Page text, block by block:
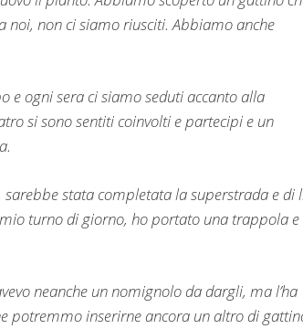
noi, non ci siamo riusciti. Abbiamo anche
e ogni sera ci siamo seduti accanto alla
si sono sentiti coinvolti e partecipi e un
stata completata la superstrada e di
turno di giorno, ho portato una trappola e
neanche un nomignolo da dargli, ma l’ha
potremmo inserirne ancora un altro di